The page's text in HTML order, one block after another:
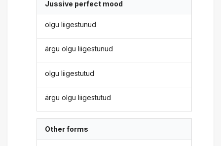
Jussive perfect mood
olgu liigestunud
ärgu olgu liigestunud
olgu liigestutud
ärgu olgu liigestutud
Other forms